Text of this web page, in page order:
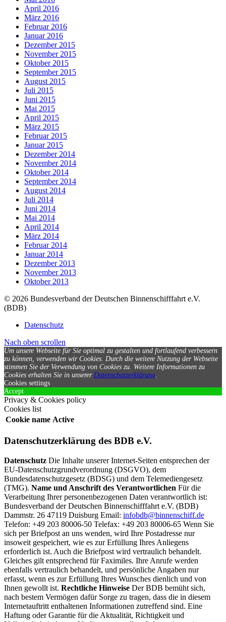
April 2016
März 2016
Februar 2016
Januar 2016
Dezember 2015
November 2015
Oktober 2015
September 2015
August 2015
Juli 2015
Juni 2015
Mai 2015
April 2015
März 2015
Februar 2015
Januar 2015
Dezember 2014
November 2014
Oktober 2014
September 2014
August 2014
Juli 2014
Juni 2014
Mai 2014
April 2014
März 2014
Februar 2014
Januar 2014
Dezember 2013
November 2013
Oktober 2013
© 2026 Bundesverband der Deutschen Binnenschifffahrt e.V.
(BDB)
Datenschutz
Nach oben scrollen
Um unsere Webseite für Sie optimal zu gestalten und fortlaufend verbessern
zu können, verwenden wir Cookies. Durch die weitere Nutzung der Webseite
stimmen Sie der Verwendung von Cookies zu. Weitere Informationen zu
Cookies erhalten Sie in unserer Datenschutzerklärung.
Cookies settings
Accept
Privacy & Cookies policy
Cookies list
Cookie name Active
Datenschutzerklärung des BDB e.V.
Datenschutz Die Inhalte unserer Internet-Seiten entsprechen der
EU-Datenschutzgrundverordnung (DSGVO), dem
Bundesdatenschutzgesetz (BDSG) und dem Telemediengesetz
(TMG). Name und Anschrift des Verantwortlichen Für die
Verarbeitung Ihrer personenbezogenen Daten verantwortlich ist:
Bundesverband der Deutschen Binnenschifffahrt e.V. (BDB)
Dammstr. 26 47119 Duisburg Email: infobdb@binnenschiff.de
Telefon: +49 203 80006-50 Telefax: +49 203 80006-65 Wenn Sie
sich per Briefpost an uns wenden, wird Ihre Postadresse nur
insoweit gespeichert, wie es zur Erfüllung Ihres Anliegens
erforderlich ist. Auch die Briefpost wird vertraulich behandelt.
Gleiches gilt entsprechend für Faximiles. Ihre Anrufe werden
ebenfalls vertraulich behandelt, und persönliche Angaben nur
erfasst, wenn es zur Erfüllung Ihres Wunsches dienlich und von
Ihnen gewollt ist. Rechtliche Hinweise Der BDB bemüht sich,
nach bestem Vermögen dafür Sorge zu tragen, dass die in diesem
Internetauftritt enthaltenen Informationen zutreffend sind. Eine
Haftung oder Garantie für die Aktualität, Richtigkeit und